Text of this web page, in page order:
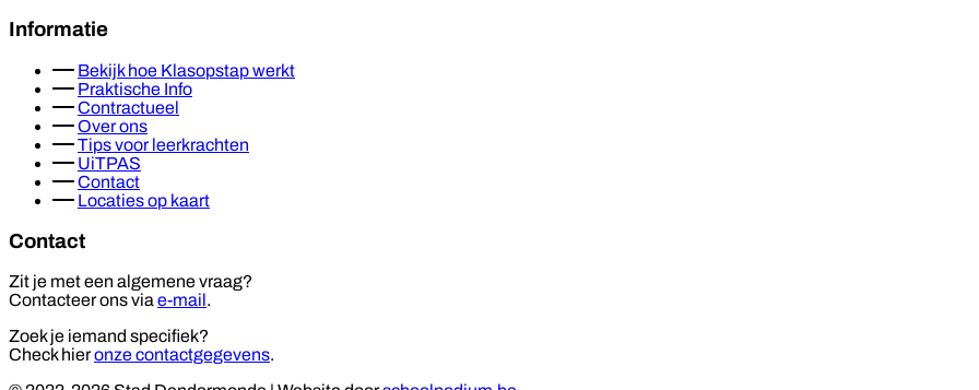
Informatie
Bekijk hoe Klasopstap werkt
Praktische Info
Contractueel
Over ons
Tips voor leerkrachten
UiTPAS
Contact
Locaties op kaart
Contact
Zit je met een algemene vraag?
Contacteer ons via e-mail.
Zoek je iemand specifiek?
Check hieronze contactgegevens.